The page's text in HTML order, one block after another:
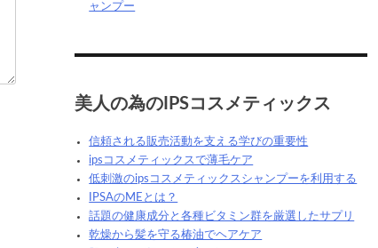
ャンプー
美人の為のIPSコスメティックス
信頼される販売活動を支える学びの重要性
ipsコスメティックスで薄毛ケア
低刺激のipsコスメティックスシャンプーを利用する
IPSAのMEとは？
話題の健康成分と各種ビタミン群を厳選したサプリ
乾燥から髪を守る椿油でヘアケア